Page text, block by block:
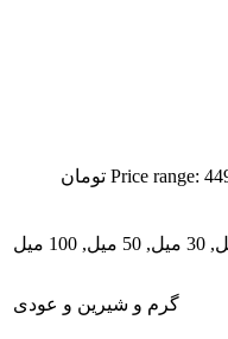
Price range: 449.000 تومان
, 30 میل , 50 میل , 100 میل
گرم و شیرین و عودی